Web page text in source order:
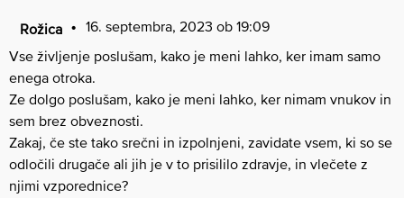
Rožica
16. septembra, 2023 ob 19:09
Vse življenje poslušam, kako je meni lahko, ker imam samo
enega otroka.
Ze dolgo poslušam, kako je meni lahko, ker nimam vnukov in
sem brez obveznosti.
Zakaj, če ste tako srečni in izpolnjeni, zavidate vsem, ki so se
odločili drugače ali jih je v to prisililo zdravje, in vlečete z
njimi vzporednice?